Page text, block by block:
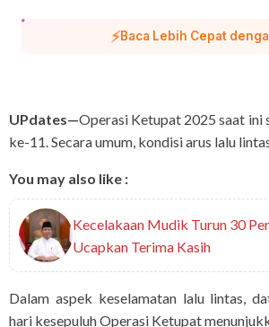
⚡Baca Lebih Cepat
UPdates—Operasi Ketupat 2025 saat ini
ke-11. Secara umum, kondisi arus lalu
You may also like :
Kecelakaan Mudik Turun 30
Ucapkan Terima Kasih
Dalam aspek keselamatan lalu lintas,
hari kesepuluh Operasi Ketupat